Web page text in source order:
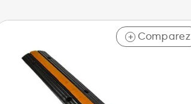
+ Comparez